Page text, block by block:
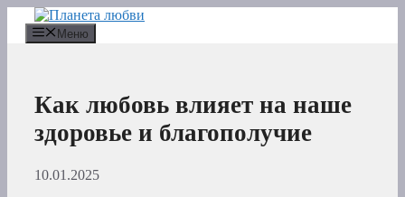
Перейти
содержимому
Меню
Как любовь влияет на наше
здоровье и благополучие
10.01.2025